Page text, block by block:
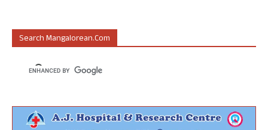
Search Mangalorean.com